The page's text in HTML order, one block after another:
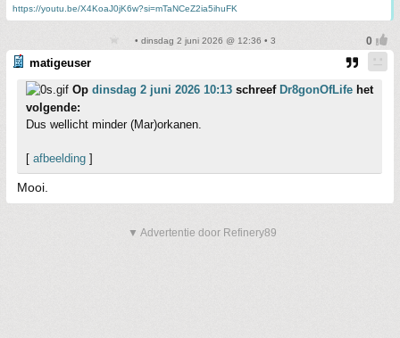
https://youtu.be/X4KoaJ0jK6w?si=mTaNCeZ2ia5ihuFK
• dinsdag 2 juni 2026 @ 12:36 • 3
matigeuser
Op dinsdag 2 juni 2026 10:13 schreef Dr8gonOfLife het
volgende:
Dus wellicht minder (Mar)orkanen.
[ afbeelding ]
Mooi.
▼ Advertentie door Refinery89